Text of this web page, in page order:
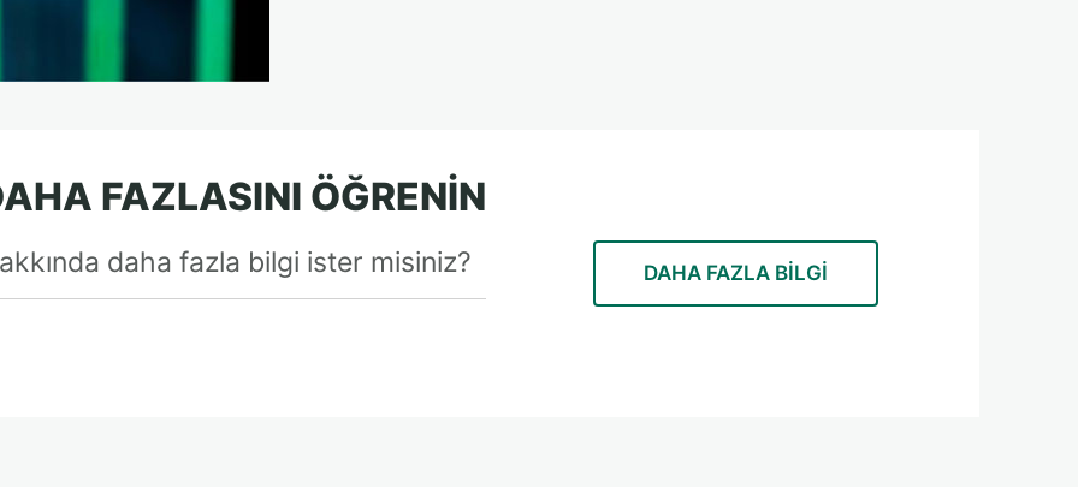
FAZLASINI ÖĞRENIN
daha fazla bilgi ister misiniz? DAHA FAZLA BILGI